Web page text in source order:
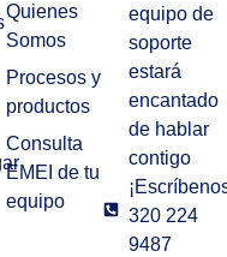
Quienes
Somos
Procesos y
productos
Consulta
EMEI de tu
equipo
equipo de
soporte
estará
encantado
de hablar
contigo
320 224
9487